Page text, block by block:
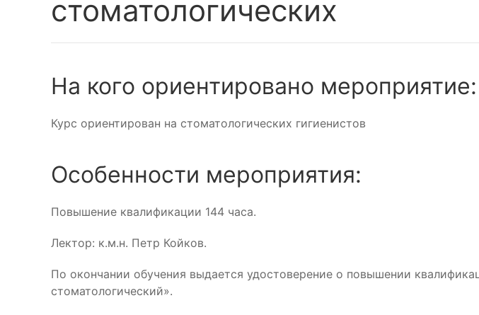
стоматологических
На кого ориентировано мероприятие:
Курс ориентирован на стоматологических гигиенистов
Особенности мероприятия:
Повышение квалификации 144 часа.
Лектор: к.м.н. Петр Койков.
По окончании обучения выдается удостоверение о повышении
стоматологический».